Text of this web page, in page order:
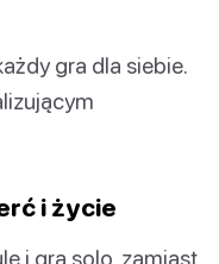
gra dla siebie.
i życie
i gra solo, zamiast